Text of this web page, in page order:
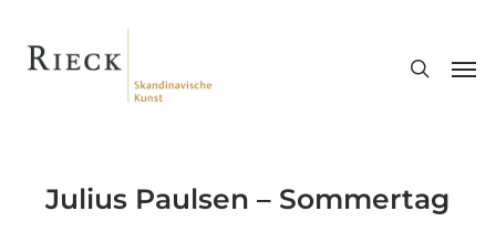
Julius Paulsen – Sommertag